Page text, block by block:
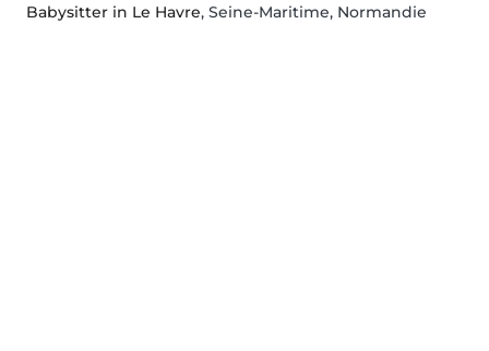
Babysitter in Le Havre, Seine-Maritime, Normandie